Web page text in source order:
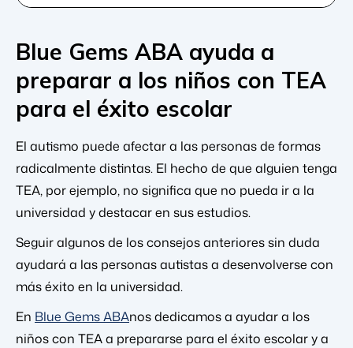
Blue Gems ABA ayuda a
preparar a los niños con TEA
para el éxito escolar
El autismo puede afectar a las personas de formas
radicalmente distintas. El hecho de que alguien tenga
TEA, por ejemplo, no significa que no pueda ir a la
universidad y destacar en sus estudios.
Seguir algunos de los consejos anteriores sin duda
ayudará a las personas autistas a desenvolverse con
más éxito en la universidad.
En Blue Gems ABAnos dedicamos a ayudar a los
niños con TEA a prepararse para el éxito escolar y a